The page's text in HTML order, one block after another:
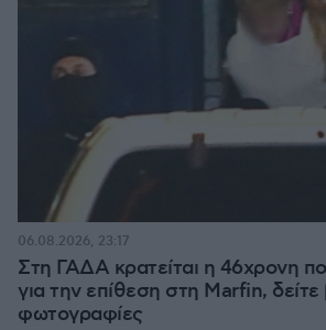
Στη ΓΑΔΑ κρατείται η 46χρονη
για την επίθεση στη Marfin, δείτε
φωτογραφίες
06.08.2026, 23:17